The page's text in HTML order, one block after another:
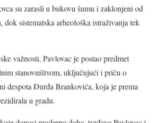
su zarasli u bukovu šumu i zaklonjeni od
dok sistematska arheološka istraživanja tek
važnosti, Pavlovac je postao predmet
stanovništvom, uključujući i priču o
despota Đurđa Brankovića, koja je prema
u gradu.